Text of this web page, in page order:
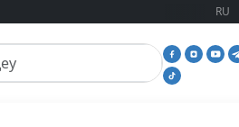
RU